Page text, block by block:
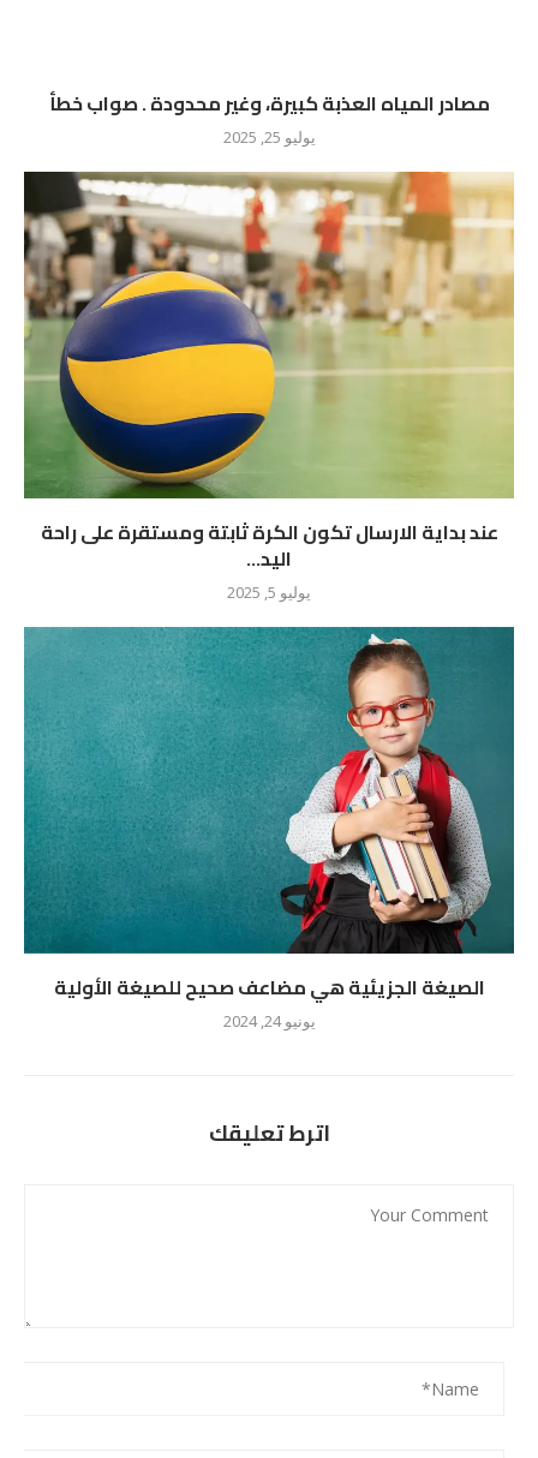
مصادر المياه العذبة كبيرة، وغير محدودة . صواب خطأ
يوليو 25, 2025
عند بداية الارسال تكون الكرة ثابتة ومستقرة على راحة
اليد...
يوليو 5, 2025
الصيغة الجزيئية هي مضاعف صحيح للصيغة الأولية
يونيو 24, 2024
اترط تعليقك